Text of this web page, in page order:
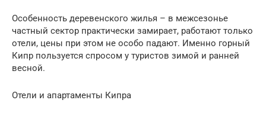
Особенность деревенского жилья – в межсезонье
частный сектор практически замирает, работают только
отели, цены при этом не особо падают. Именно горный
Кипр пользуется спросом у туристов зимой и ранней
весной.
Отели и апартаменты Кипра